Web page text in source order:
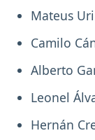
Mateus
Camilo
Alberto
Leonel
Hernán